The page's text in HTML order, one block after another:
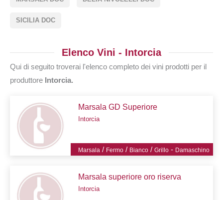
SICILIA DOC
Elenco Vini - Intorcia
Qui di seguito troverai l'elenco completo dei vini prodotti per il
produttore Intorcia.
Marsala GD Superiore
Intorcia
Marsala / Fermo / Bianco /Grillo - Damaschino
Marsala superiore oro riserva
Intorcia